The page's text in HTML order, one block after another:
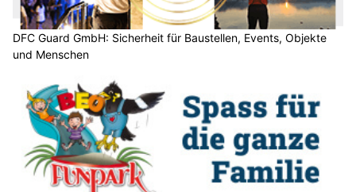
DFC Guard GmbH: Sicherheit für Baustellen, Events, Objekte
und Menschen